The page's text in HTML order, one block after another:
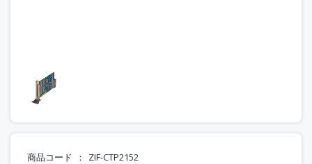
商品コード ZIF-CTP2152